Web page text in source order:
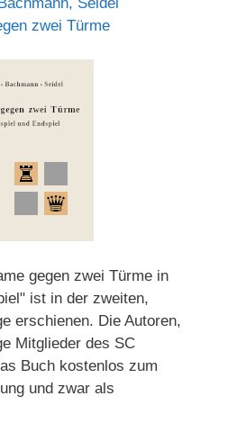
zwei Türme
gegen zwei Türme in
ist in der zweiten,
erschienen. Die Autoren,
Mitglieder des SC
Buch kostenlos zum
und zwar als